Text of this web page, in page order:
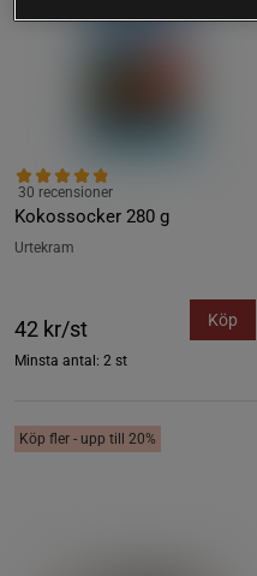
Kokossocker 280 g
30 recensioner
Urtekram
42 kr/st
Minsta antal: 2 st
Köp
Köp fler - upp till 20%